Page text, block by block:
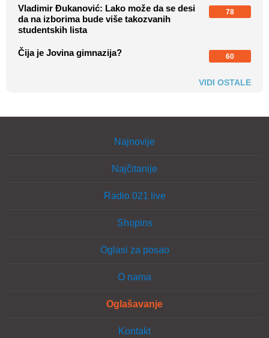
Vladimir Đukanović: Lako može da se desi
da na izborima bude više takozvanih
studentskih lista
78
Čija je Jovina gimnazija? 60
VIDI OSTALE
Najnovije
Najčitanije
Radio 021 live
Shopins
Oglasi za posao
O nama
Oglašavanje
Kontakt